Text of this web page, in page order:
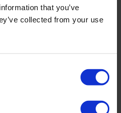
that you’ve
collected from your use
eigenschappen